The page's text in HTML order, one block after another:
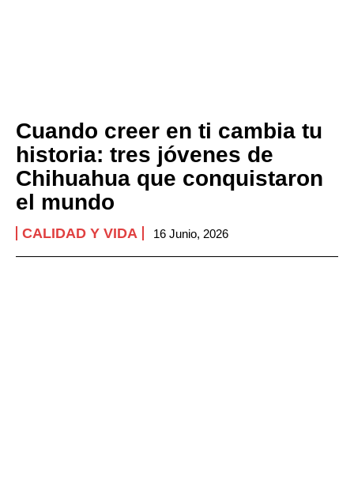
Cuando creer en ti cambia tu
historia: tres jóvenes de
Chihuahua que conquistaron
el mundo
CALIDAD Y VIDA 16 Junio, 2026